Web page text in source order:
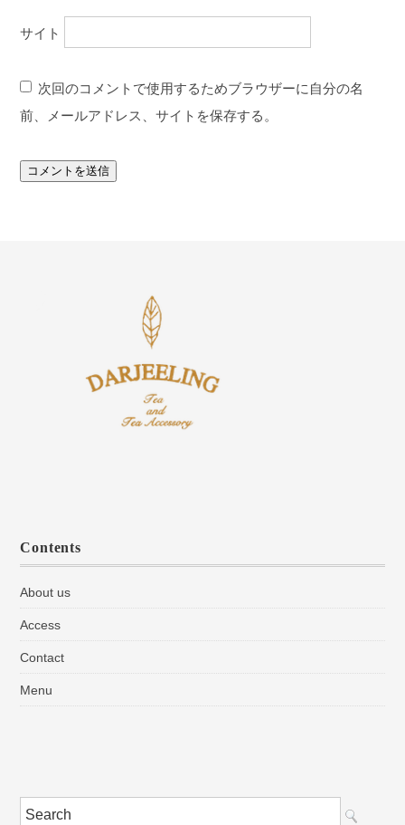
サイト
次回のコメントで使用するためブラウザーに自分の名
前、メールアドレス、サイトを保存する。
Contents
About us
Access
Contact
Menu